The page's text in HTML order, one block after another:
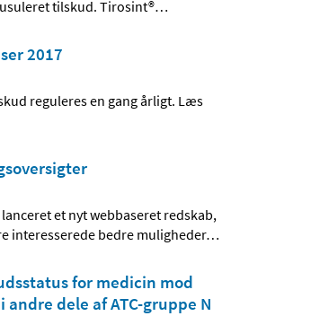
tilskud. Tirosint®…
2017
reguleres en gang årligt. Læs
et nyt webbaseret redskab,
interesserede bedre muligheder…
for medicin mod
dele af ATC-gruppe N